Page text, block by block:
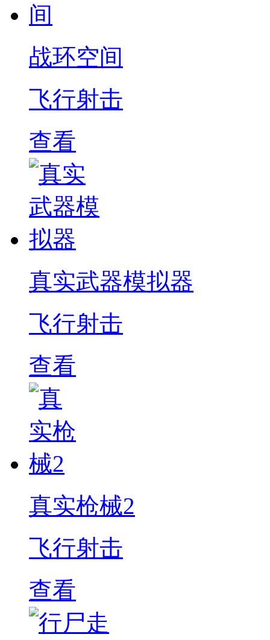
战环空间
飞行射击
查看
真实武器模拟器
飞行射击
查看
真实枪械2
飞行射击
查看